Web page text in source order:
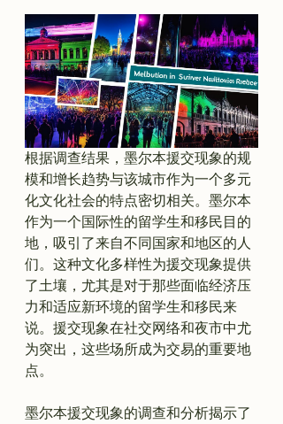
根据调查结果，墨尔本援交现象的规
模和增长趋势与该城市作为一个多元
化文化社会的特点密切相关。墨尔本
作为一个国际性的留学生和移民目的
地，吸引了来自不同国家和地区的人
们。这种文化多样性为援交现象提供
了土壤，尤其是对于那些面临经济压
力和适应新环境的留学生和移民来
说。援交现象在社交网络和夜市中尤
为突出，这些场所成为交易的重要地
点。
墨尔本援交现象的调查和分析揭示了